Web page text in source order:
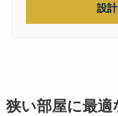
設
狭い部屋に最